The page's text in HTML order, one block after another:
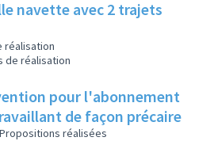
navette avec 2 trajets
réalisation
de réalisation
pour l'abonnement
de façon précaire
Propositions réalisées